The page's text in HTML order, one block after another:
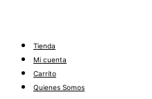
Tienda
Mi cuenta
Carrito
Quienes Somos